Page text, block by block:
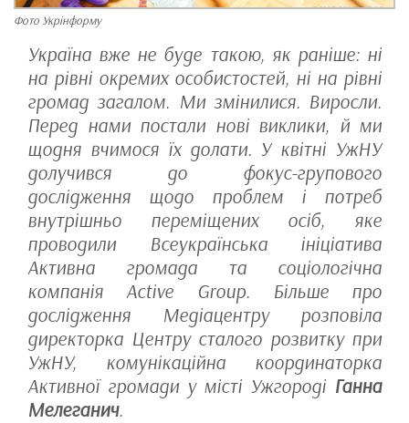
Фото Укрінформу
Україна вже не буде такою, як раніше: ні
на рівні окремих особистостей, ні на рівні
громад загалом. Ми змінилися. Виросли.
Перед нами постали нові виклики, й ми
щодня вчимося їх долати. У квітні УжНУ
долучився до фокус-групового
дослідження щодо проблем і потреб
внутрішньо переміщених осіб, яке
проводили Всеукраїнська ініціатива
Активна громада та соціологічна
компанія Active Group. Більше про
дослідження Медіацентру розповіла
директорка Центру сталого розвитку при
УжНУ, комунікаційна координаторка
Активної громади у місті Ужгороді Ганна
Мелеганич.